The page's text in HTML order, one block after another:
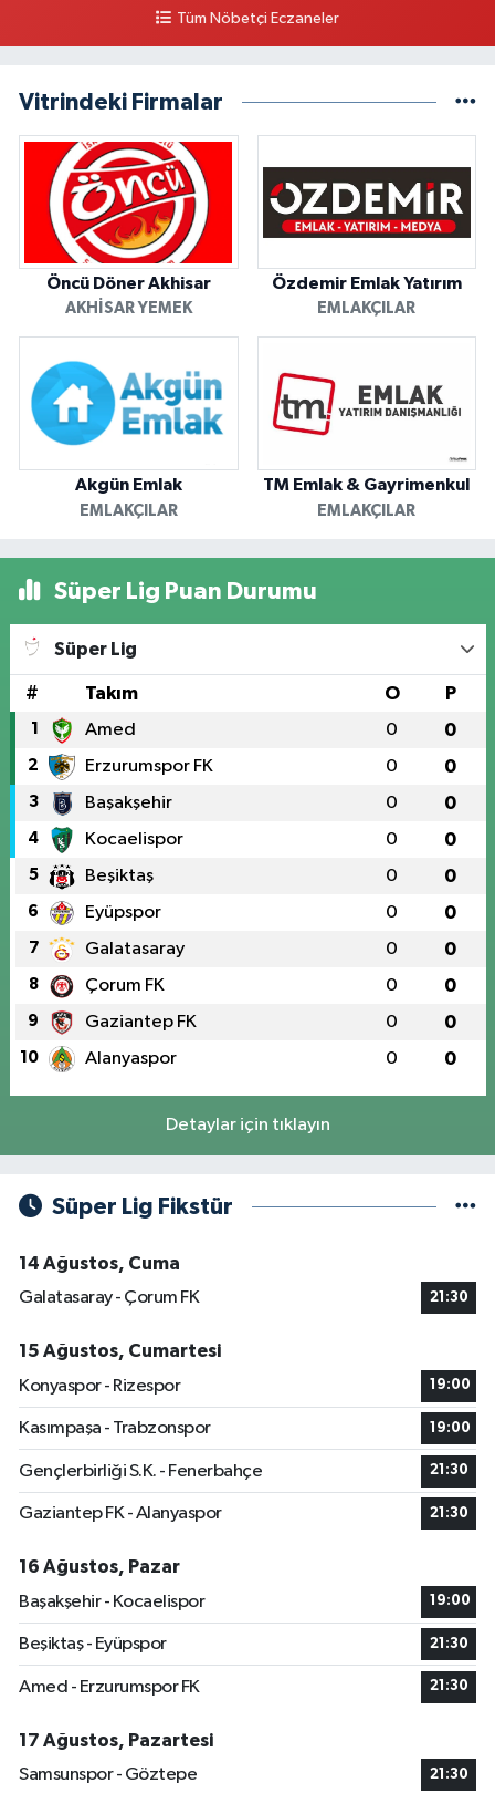
Tüm Nöbetçi Eczaneler
Vitrindeki Firmalar
Öncü Döner Akhisar
AKHISAR YEMEK
Özdemir Emlak Yatırım
EMLAKÇILAR
Akgün Emlak
EMLAKÇILAR
TM Emlak & Gayrimenkul
EMLAKÇILAR
Süper Lig Puan Durumu
Süper Lig
# Takım O P
1 Amed 0 0
2 Erzurumspor FK 0 0
3 Başakşehir 0 0
4 Kocaelispor 0 0
5 Beşiktaş 0 0
6 Eyüpspor 0 0
7 Galatasaray 0 0
8 Çorum FK 0 0
9 Gaziantep FK 0 0
10 Alanyaspor 0 0
Detaylar için tıklayın
Süper Lig Fikstür
14 Ağustos, Cuma
Galatasaray - Çorum FK
21:30
15 Ağustos, Cumartesi
Konyaspor - Rizespor
19:00
Kasımpaşa - Trabzonspor 19:00
Gençlerbirliği S.K. - Fenerbahçe 21:30
Gaziantep FK - Alanyaspor 21:30
16 Ağustos, Pazar
Başakşehir - Kocaelispor
19:00
Beşiktaş - Eyüpspor 21:30
Amed - Erzurumspor FK 21:30
17 Ağustos, Pazartesi
Samsunspor - Göztepe
21:30